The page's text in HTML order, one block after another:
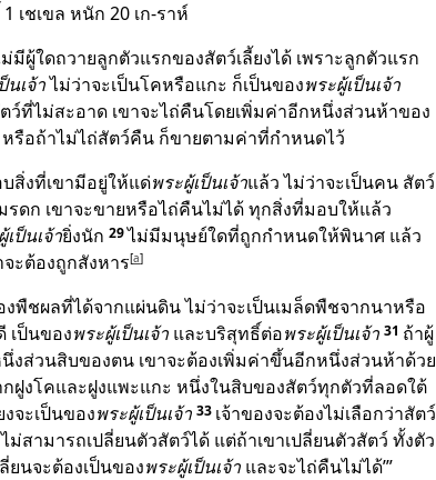
เชเขล หนัก 20 เก-ราห์
มีผู้ใดถวายลูกตัวแรกของสัตว์เลี้ยงได้ เพราะลูกตัวแรก
นเจ้าไม่ว่าจะเป็นโคหรือแกะ ก็เป็นของพระผู้เป็นเจ้า
ว์ที่ไม่สะอาด เขาจะไถ่คืนโดยเพิ่มค่าอีกหนึ่งส่วนห้าของ
รือถ้าไม่ไถ่สัตว์คืน ก็ขายตามค่าที่กำหนดไว้
สิ่งที่เขามีอยู่ให้แด่พระผู้เป็นเจ้าแล้ว ไม่ว่าจะเป็นคน สัตว์
ดก เขาจะขายหรือไถ่คืนไม่ได้ ทุกสิ่งที่มอบให้แล้ว
เป็นเจ้ายิ่งนัก 29ไม่มีมนุษย์ใดที่ถูกกำหนดให้พินาศ แล้ว
ะต้องถูกสังหาร[a]
พืชผลที่ได้จากแผ่นดิน ไม่ว่าจะเป็นเมล็ดพืชจากนาหรือ
เป็นของพระผู้เป็นเจ้า และบริสุทธิ์ต่อพระผู้เป็นเจ้า 31 ถ้าผู้
งส่วนสิบของตน เขาจะต้องเพิ่มค่าขึ้นอีกหนึ่งส่วนห้าด้วย
ฝูงโคและฝูงแพะแกะ หนึ่งในสิบของสัตว์ทุกตัวที่ลอดใต้
จะเป็นของพระผู้เป็นเจ้า 33 เจ้าของจะต้องไม่เลือกว่าสัตว์
ม่สามารถเปลี่ยนตัวสัตว์ได้ แต่ถ้าเขาเปลี่ยนตัวสัตว์ ทั้งตัว
ยนจะต้องเป็นของพระผู้เป็นเจ้า และจะไถ่คืนไม่ได้’”